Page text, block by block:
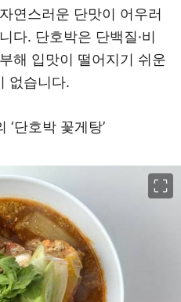
연스러운 단맛이 어우러
다. 단호박은 단백질·비
해 입맛이 떨어지기 쉬운
없습니다.
단호박 꽃게탕’